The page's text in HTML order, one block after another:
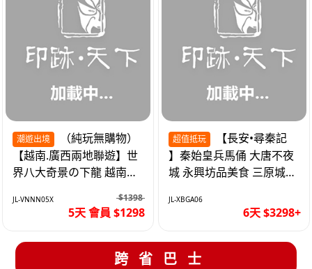
潮遊出境
【越南.廣西兩地聯遊】世
界八大奇景の下龍 越南首
車5天
JL-VNNN05X $1398
5天 會員 $1298
超值抵玩
】秦始皇兵馬俑 大唐不夜
城 永興坊品美食 三原城隍
JL-XBGA06
6天 $3298+
跨省巴士